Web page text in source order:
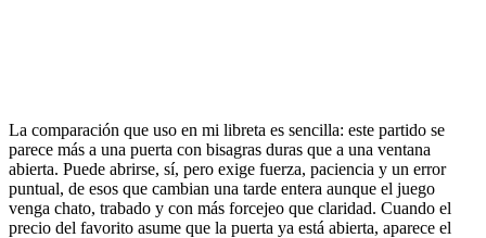
La comparación que uso en mi libreta es sencilla: este partido se
parece más a una puerta con bisagras duras que a una ventana
abierta. Puede abrirse, sí, pero exige fuerza, paciencia y un error
puntual, de esos que cambian una tarde entera aunque el juego
venga chato, trabado y con más forcejeo que claridad. Cuando el
precio del favorito asume que la puerta ya está abierta, aparece el